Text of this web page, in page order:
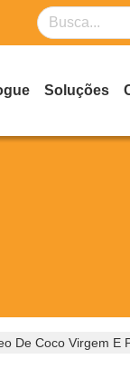
Soluções
De Coco Virgem